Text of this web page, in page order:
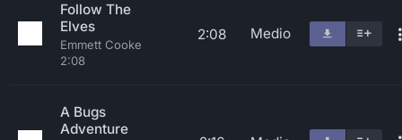
Follow The
Elves
Emmett Cooke
2:08
2:08 Medio
A Bugs
Adventure